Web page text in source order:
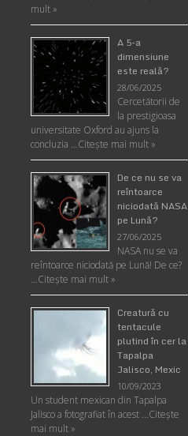
mult »
A 5-a
dimensiune
este reală?
28/06/2025
Cercetătorii de
la prestigioasa
universitate Oxford au ajuns la
concluzia …Citește mai mult »
De ce nu se va
reîntoarce
niciodată NASA
pe Lună?
27/06/2025
NASA nu se va
reîntoarce niciodată pe Lună! De ce?
…Citește mai mult »
Creatură cu
tentacule
plutind în cer la
Tapalpa
Jalisco, Mexic
10/09/2023
Un student mexican din Tapalpa
Jalisco a fotografiat în acest …Citește
mai mult »